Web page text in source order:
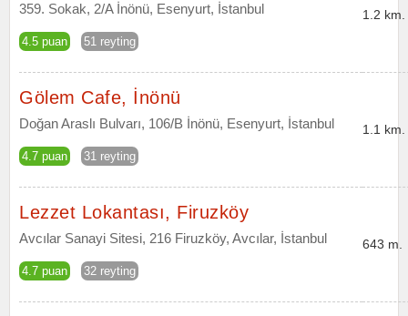
359. Sokak, 2/A İnönü, Esenyurt, İstanbul
4.5 puan 51 reyting
1.2 km.
Gölem Cafe, İnönü
Doğan Araslı Bulvarı, 106/B İnönü, Esenyurt, İstanbul
4.7 puan 31 reyting
1.1 km.
Lezzet Lokantası, Firuzköy
Avcılar Sanayi Sitesi, 216 Firuzköy, Avcılar, İstanbul
4.7 puan 32 reyting
643 m.